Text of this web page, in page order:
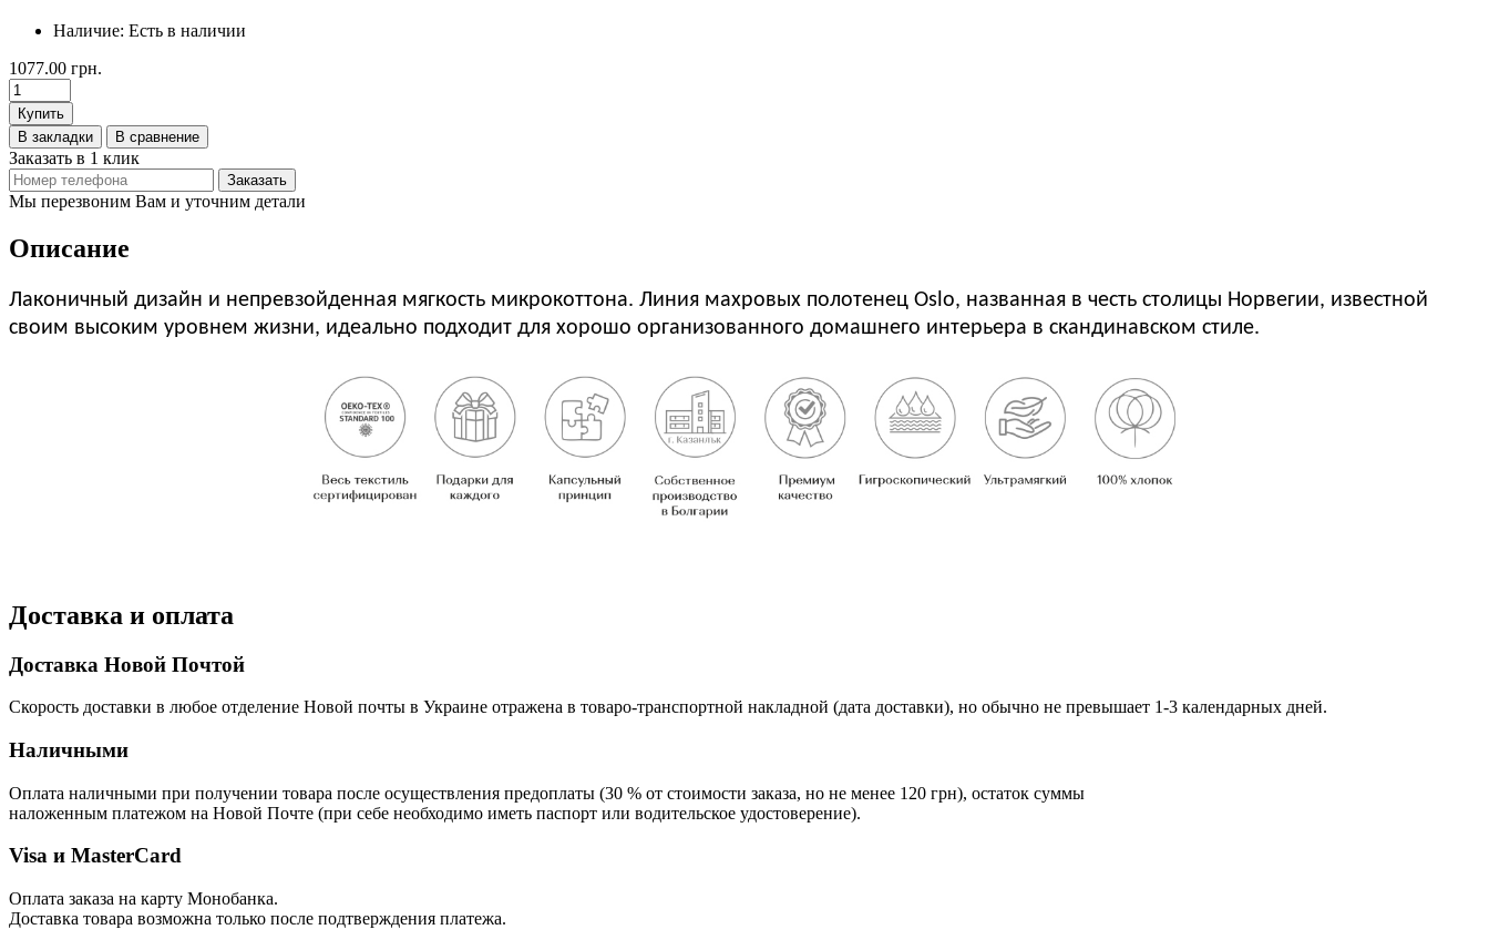
Наличие: Есть в наличии
1077.00 грн.
Купить
В закладки
В сравнение
Заказать в 1 клик
Заказать
Мы перезвоним Вам и уточним детали
Описание
Лаконичный дизайн и непревзойденная мягкость микрокоттона. Линия махровых полотенец Oslo, названная в честь столицы Норвегии, известной
своим высоким уровнем жизни, идеально подходит для хорошо организованного домашнего интерьера в скандинавском стиле.
Доставка и оплата
Доставка Новой Почтой
Скорость доставки в любое отделение Новой почты в Украине отражена в товаро-транспортной накладной (дата доставки), но обычно не превышает 1-3 календарных дней.
Наличными
Оплата наличными при получении товара после осуществления предоплаты (30 % от стоимости заказа, но не менее 120 грн), остаток суммы
наложенным платежом на Новой Почте (при себе необходимо иметь паспорт или водительское удостоверение).
Visa и MasterCard
Оплата заказа на карту Монобанка.
Доставка товара возможна только после подтверждения платежа.